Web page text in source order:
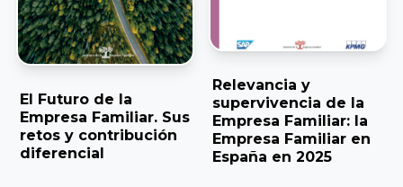
Encuentro
Nacional
del Fórum
Familiar
Facultad de
Trabajo,
Universidad de
Huelva
ACEFAM
Empresa
Familiar de
Euskadi
AEFAME
El Futuro de la
Empresa Familiar. Sus
retos y contribución
diferencial
Relevancia y
supervivencia de la
Empresa Familiar: la
Empresa Familiar en
España en 2025